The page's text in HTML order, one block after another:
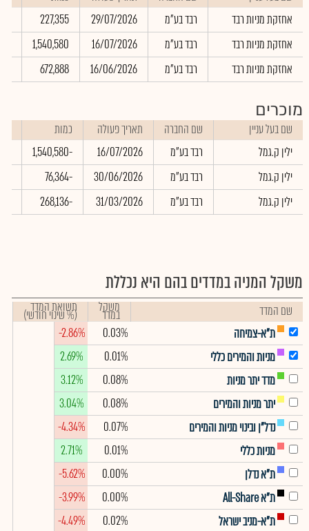
אחזקת מניות רבד
רבד בע"מ 29/07/2026
227,355
אחזקת מניות רבד
רבד בע"מ 16/07/2026
1,540,580
אחזקת מניות רבד
רבד בע"מ 16/06/2026
672,888
מוכרים
שם בעל עניין שם החברה תאריך פעולה כמות
ילין ק.גמל
רבד בע"מ 16/07/2026
-1,540,580
ילין ק.גמל
רבד בע"מ 30/06/2026
-76,364
ילין ק.גמל
רבד בע"מ 31/03/2026
-268,136
משקל המניה במדדים בהם היא נכללת
שם המדד משקל
במדד תשואת המדד
(% שינוי חודשי)
ת"א-צמיחה
0.03%
-2.86%
מניות והמירים כללי
0.01%
2.69%
מדד יתר מניות
0.08%
3.12%
יתר מניות והמירים
0.08%
3.04%
נדל"ן ובינוי מניות והמירים
0.07%
-4.34%
מניות כללי
0.01%
2.71%
ת"א נדלן
0.00%
-5.62%
ת"א All-Share
0.00%
-3.99%
ת"א-מניב ישראל
0.02%
-4.49%